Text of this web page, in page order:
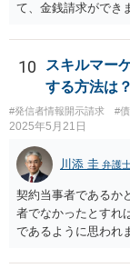
て、金銭請求ができ
者が連帯債務者に支
ご質問の構成の違い
しては、一般的には
と思います。
10
スキルマー
する方法は？
#発信者情報開示請求 #
2025年5月21日
川添 圭 弁護
契約当事者であるか
者でなかったとすれ
であるように思われ
といった手段を踏ん